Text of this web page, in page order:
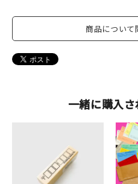
商品について
一緒に購入